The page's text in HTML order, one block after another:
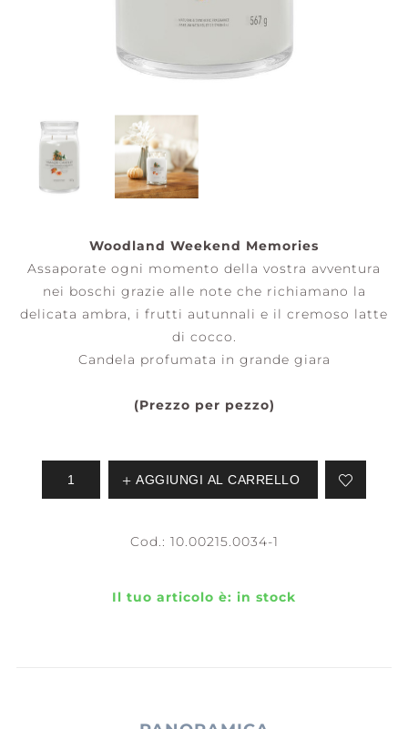
Woodland Weekend Memories
Assaporate ogni momento della vostra avventura
nei boschi grazie alle note che richiamano la
delicata ambra, i frutti autunnali e il cremoso latte
di cocco.
Candela profumata in grande giara
(Prezzo per pezzo)
AGGIUNGI AL CARRELLO
Cod.: 10.00215.0034-1
Il tuo articolo è: in stock